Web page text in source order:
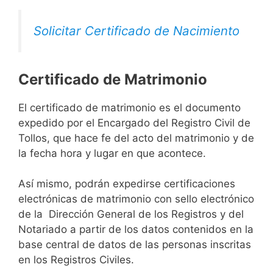
Solicitar Certificado de Nacimiento
Certificado de Matrimonio
El certificado de matrimonio es el documento
expedido por el Encargado del Registro Civil de
Tollos, que hace fe del acto del matrimonio y de
la fecha hora y lugar en que acontece.
Así mismo, podrán expedirse certificaciones
electrónicas de matrimonio con sello electrónico
de la Dirección General de los Registros y del
Notariado a partir de los datos contenidos en la
base central de datos de las personas inscritas
en los Registros Civiles.